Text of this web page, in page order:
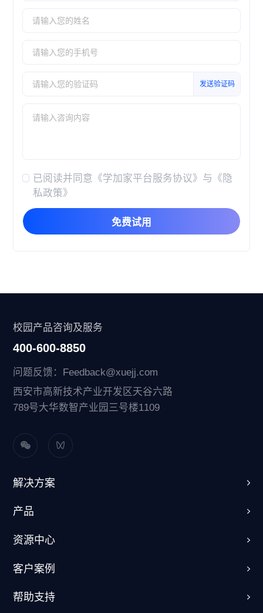
发送验证码
已阅读并同意 《学加家平台服务协议》 与 《隐
私政策》
免费试用
校园产品咨询及服务
400-600-8850
问题反馈：Feedback@xuejj.com
西安市高新技术产业开发区天谷六路
789号大华数智产业园三号楼1109
解决方案
产品
资源中心
客户案例
帮助支持